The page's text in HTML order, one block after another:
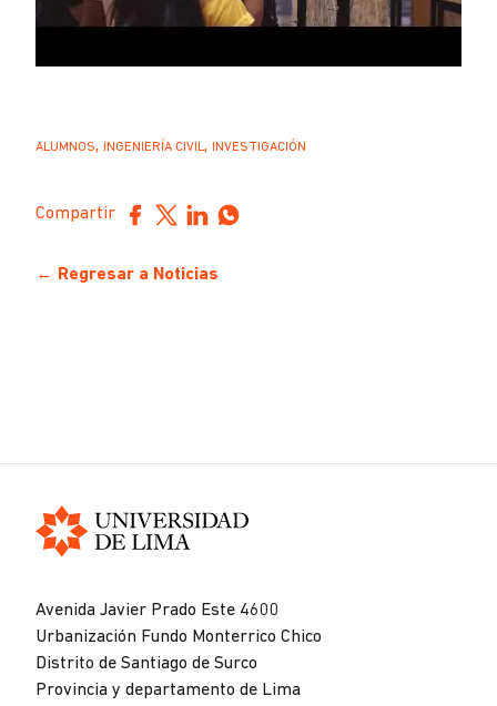
ALUMNOS, INGENIERÍA CIVIL, INVESTIGACIÓN
Compartir
← Regresar a Noticias
Avenida Javier Prado Este 4600
Urbanización Fundo Monterrico Chico
Distrito de Santiago de Surco
Provincia y departamento de Lima